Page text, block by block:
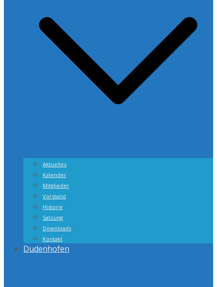
Aktuelles
Kalender
Mitglieder
Vorstand
Historie
Satzung
Downloads
Kontakt
Dudenhofen